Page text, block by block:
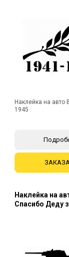
Наклейка на авто
1945
Наклейка на
Спасибо Деду